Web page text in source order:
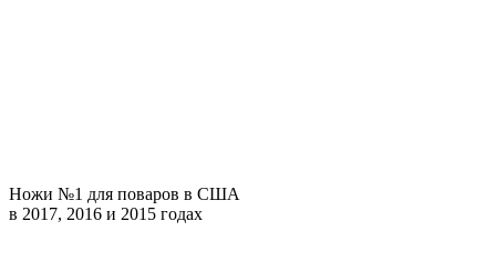
Ножи №1 для поваров в США
в 2017, 2016 и 2015 годах